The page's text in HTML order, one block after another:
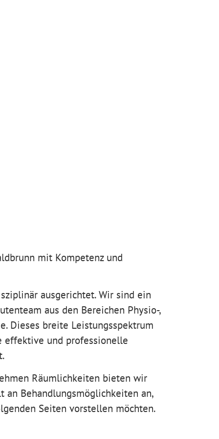
mit Kompetenz und
ausgerichtet. Wir sind ein
aus den Bereichen Physio-,
Dieses breite Leistungsspektrum
und professionelle
Räumlichkeiten bieten wir
Behandlungsmöglichkeiten an,
Seiten vorstellen möchten.